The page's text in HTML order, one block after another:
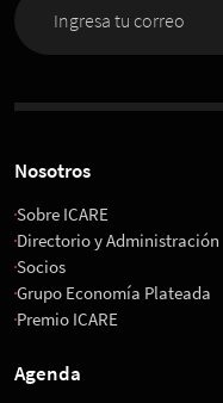
Nosotros
Sobre ICARE
Directorio y Administración
Socios
Grupo Economía Plateada
Premio ICARE
Agenda